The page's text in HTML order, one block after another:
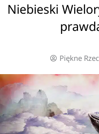
Niebieski
Piękne